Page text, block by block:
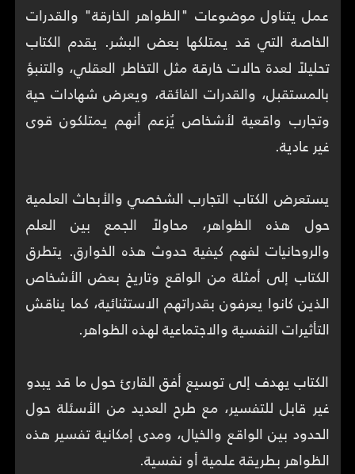
عمل يتناول موضوعات "الظواهر الخارقة" والقدرات
الخاصة التي قد يمتلكها بعض البشر. يقدم الكتاب
تحليلاً لعدة حالات خارقة مثل التخاطر العقلي، والتنبؤ
بالمستقبل، والقدرات الفائقة، ويعرض شهادات حية
وتجارب واقعية لأشخاص يُزعم أنهم يمتلكون قوى
يستعرض الكتاب التجارب الشخصي والأبحاث العلمية
حول هذه الظواهر، محاولاً الجمع بين العلم
والروحانيات لفهم كيفية حدوث هذه الخوارق. يتطرق
الكتاب إلى أمثلة من الواقع وتاريخ بعض الأشخاص
الذين كانوا يعرفون بقدراتهم الاستثنائية، كما يناقش
الكتاب يهدف إلى توسيع أفق القارئ حول ما قد يبدو
غير قابل للتفسير، مع طرح العديد من الأسئلة حول
الحدود بين الواقع والخيال، ومدى إمكانية تفسير هذه
الظواهر بطريقة علمية أو نفسية.